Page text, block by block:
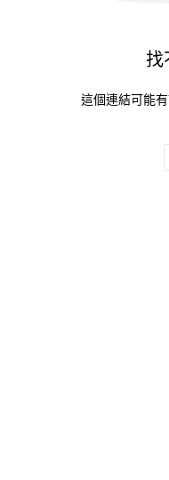
找
這個連結可能